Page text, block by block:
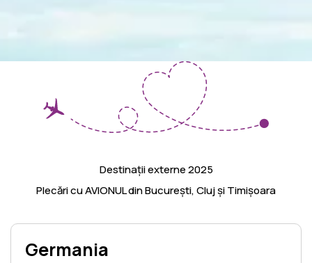
Destinații externe 2025
Plecări cu AVIONUL din București, Cluj și Timișoara
Germania